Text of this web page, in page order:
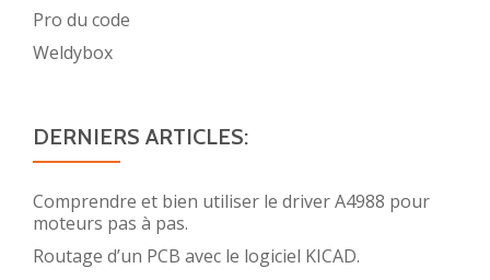
Pro du code
Weldybox
DERNIERS ARTICLES:
Comprendre et bien utiliser le driver A4988 pour
moteurs pas à pas.
Routage d’un PCB avec le logiciel KICAD.